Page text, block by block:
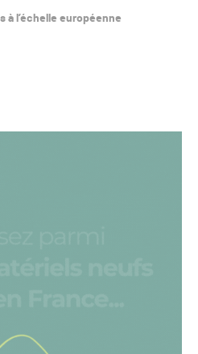
l’échelle européenne